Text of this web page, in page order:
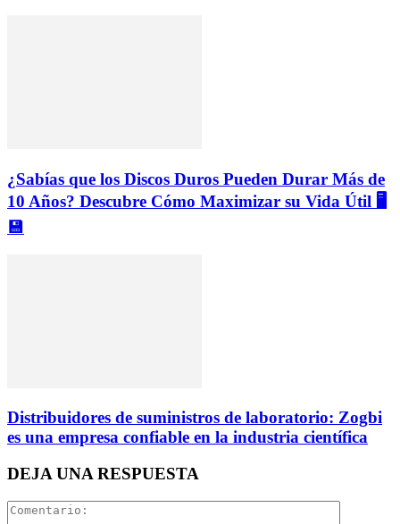
¿Sabías que los Discos Duros Pueden Durar Más de
10 Años? Descubre Cómo Maximizar su Vida Útil 🖥️
💾
Distribuidores de suministros de laboratorio: Zogbi
es una empresa confiable en la industria científica
DEJA UNA RESPUESTA